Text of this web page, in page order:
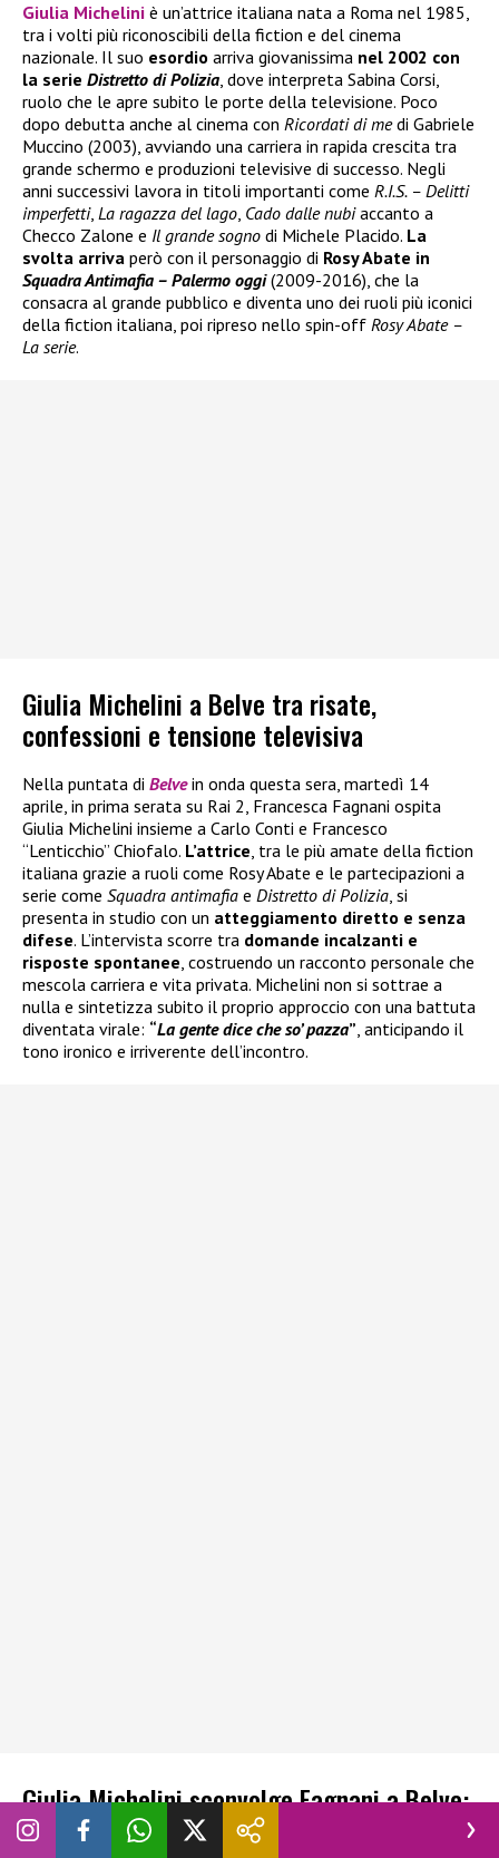
Giulia Michelini è un’attrice italiana nata a Roma nel 1985,
tra i volti più riconoscibili della fiction e del cinema
nazionale. Il suo esordio arriva giovanissima nel 2002 con
la serie Distretto di Polizia, dove interpreta Sabina Corsi,
ruolo che le apre subito le porte della televisione. Poco
dopo debutta anche al cinema con Ricordati di medi Gabriele
Muccino (2003), avviando una carriera in rapida crescita tra
grande schermo e produzioni televisive di successo. Negli
anni successivi lavora in titoli importanti come R.I.S. – Delitti
imperfetti, La ragazza del lago, Cado dalle nubiaccanto a
Checco Zalone e Il grande sogno di Michele Placido. La
svolta arriva però con il personaggio di Rosy Abate in
Squadra Antimafia – Palermo oggi(2009-2016), che la
consacra al grande pubblico e diventa uno dei ruoli più iconici
della fiction italiana, poi ripreso nello spin-off Rosy Abate –
La serie.
Giulia Michelini a Belve tra risate,
confessioni e tensione televisiva
Nella puntata di Belve in onda questa sera, martedì 14
aprile, in prima serata su Rai 2, Francesca Fagnani ospita
Giulia Michelini insieme a Carlo Conti e Francesco
“Lenticchio” Chiofalo. L’attrice, tra le più amate della fiction
italiana grazie a ruoli come Rosy Abate e le partecipazioni a
serie come Squadra antimafia e Distretto di Polizia, si
presenta in studio con un atteggiamento diretto e senza
difese. L’intervista scorre tra domande incalzanti e
risposte spontanee, costruendo un racconto personale che
mescola carriera e vita privata. Michelini non si sottrae a
nulla e sintetizza subito il proprio approccio con una battuta
diventata virale: “La gente dice che so’ pazza”, anticipando il
tono ironico e irriverente dell’incontro.
Giulia Michelini sconvolge Fagnani a Belve:
dall’ayahuasca al figlio a 19 anni